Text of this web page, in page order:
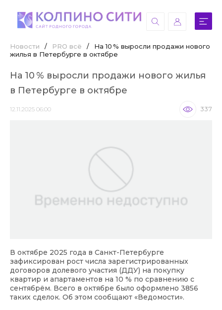
Новости / PRO всё /
На 10 % выросли продажи нового
жилья в Петербурге в октябре
На 10 % выросли продажи нового жилья
в Петербурге в октябре
12.11.2025 06:00 337
В октябре 2025 года в Санкт-Петербурге
зафиксирован рост числа зарегистрированных
договоров долевого участия (ДДУ) на покупку
квартир и апартаментов на 10 % по сравнению с
сентябрём. Всего в октябре было оформлено 3856
таких сделок. Об этом сообщают «Ведомости».